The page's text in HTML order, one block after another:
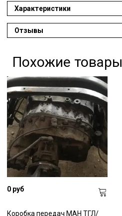
Характеристики
Отзывы
Похожие товары
0 руб
Коробка передач МАН ТГЛ/